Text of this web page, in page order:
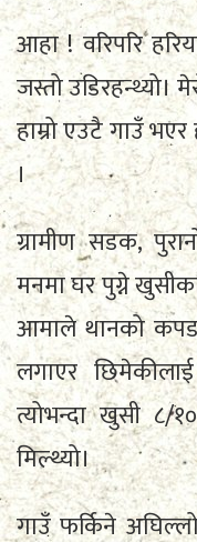
आहा ! वरिपरि
जस्तो उडिरहन्थ्यो।
हाम्रो एउटै गाउँ
।
ग्रामीण सडक,
मनमा घर पुग्ने
आमाले थानको
लगाएर
त्योभन्दा खुसी ८/
मिल्थ्यो।
गाउँ फर्किने